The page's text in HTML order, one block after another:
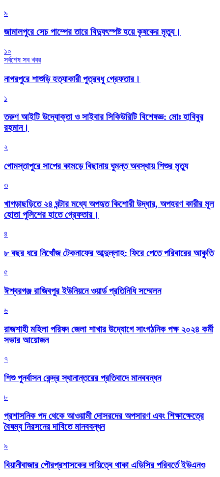
৯
জামালপুরে সেচ পাম্পের তারে বিদ্যুৎস্পষ্ট হয়ে কৃষকের মৃত্যু।
১০
সর্বশেষ সব খবর
নাগরপুরে শাশুড়ি হত্যাকারী পুত্রবধু গ্রেফতার।
১
তরুণ আইটি উদ্যোক্তা ও সাইবার সিকিউরিটি বিশেষজ্ঞ: মোঃ হাবিবুর
রহমান।
২
গোমস্তাপুরে সাপের কামড়ে বিছানায় ঘুমন্ত অবস্থায় শিশুর মৃত্যু
৩
খাগড়াছড়িতে ২৪ ঘন্টার মধ্যে অপহৃত কিশোরী উদ্ধার, অপহরণ কারীর মূল
হোতা পুলিশের হাতে গ্রেফতার।
৪
৮ বছর ধরে নিখোঁজ টেকনাফের আব্দুল্লাহ: ফিরে পেতে পরিবারের আকুতি
৫
ঈশ্বরগঞ্জ রাজিবপুর ইউনিয়নে ওয়ার্ড প্রতিনিধি সম্মেলন
৬
রাজশাহী মহিলা পরিষদ জেলা শাখার উদ্যোগে সাংগঠনিক পক্ষ ২০২৪ কর্মী
সভার আয়োজন
৭
শিশু পুনর্বাসন কেন্দ্র স্থানান্তরের প্রতিবাদে মানববন্ধন
৮
প্রশাসনিক পদ থেকে আওয়ামী দোসরদের অপসারণ এবং শিক্ষাক্ষেত্রে
বৈষম্য নিরসনের দাবিতে মানববন্ধন
৯
বিয়ানীবাজার পৌরপ্রশাসকের দায়িত্বে থাকা এডিসির পরিবর্তে ইউএনও